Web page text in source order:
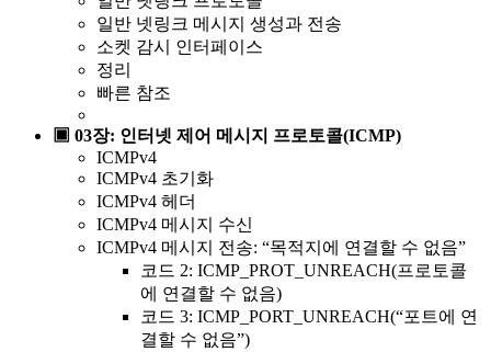
일반 넷링크 메시지 생성과 전송
소켓 감시 인터페이스
정리
빠른 참조
▣ 03장: 인터넷 제어 메시지 프로토콜(ICMP)
ICMPv4
ICMPv4 초기화
ICMPv4 헤더
ICMPv4 메시지 수신
ICMPv4 메시지 전송: “목적지에 연결할 수 없음”
코드 2: ICMP_PROT_UNREACH(프로토콜
에 연결할 수 없음)
코드 3: ICMP_PORT_UNREACH(“포트에 연
결할 수 없음”)